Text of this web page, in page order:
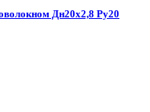
Дн20х2,8 Ру20